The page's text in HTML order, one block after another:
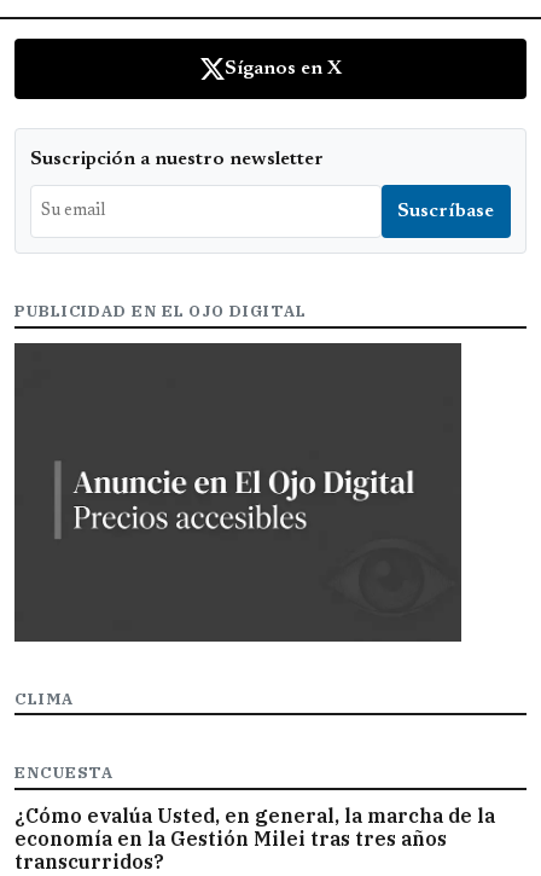
Síganos en X
Suscripción a nuestro newsletter
PUBLICIDAD EN EL OJO DIGITAL
CLIMA
ENCUESTA
¿Cómo evalúa Usted, en general, la marcha de la
economía en la Gestión Milei tras tres años
transcurridos?